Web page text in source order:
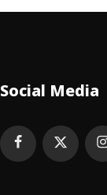
Social Media